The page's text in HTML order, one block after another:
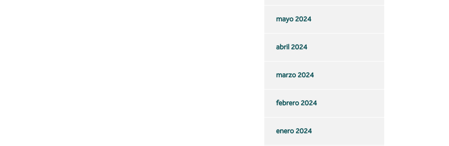
mayo 2024
abril 2024
marzo 2024
febrero 2024
enero 2024